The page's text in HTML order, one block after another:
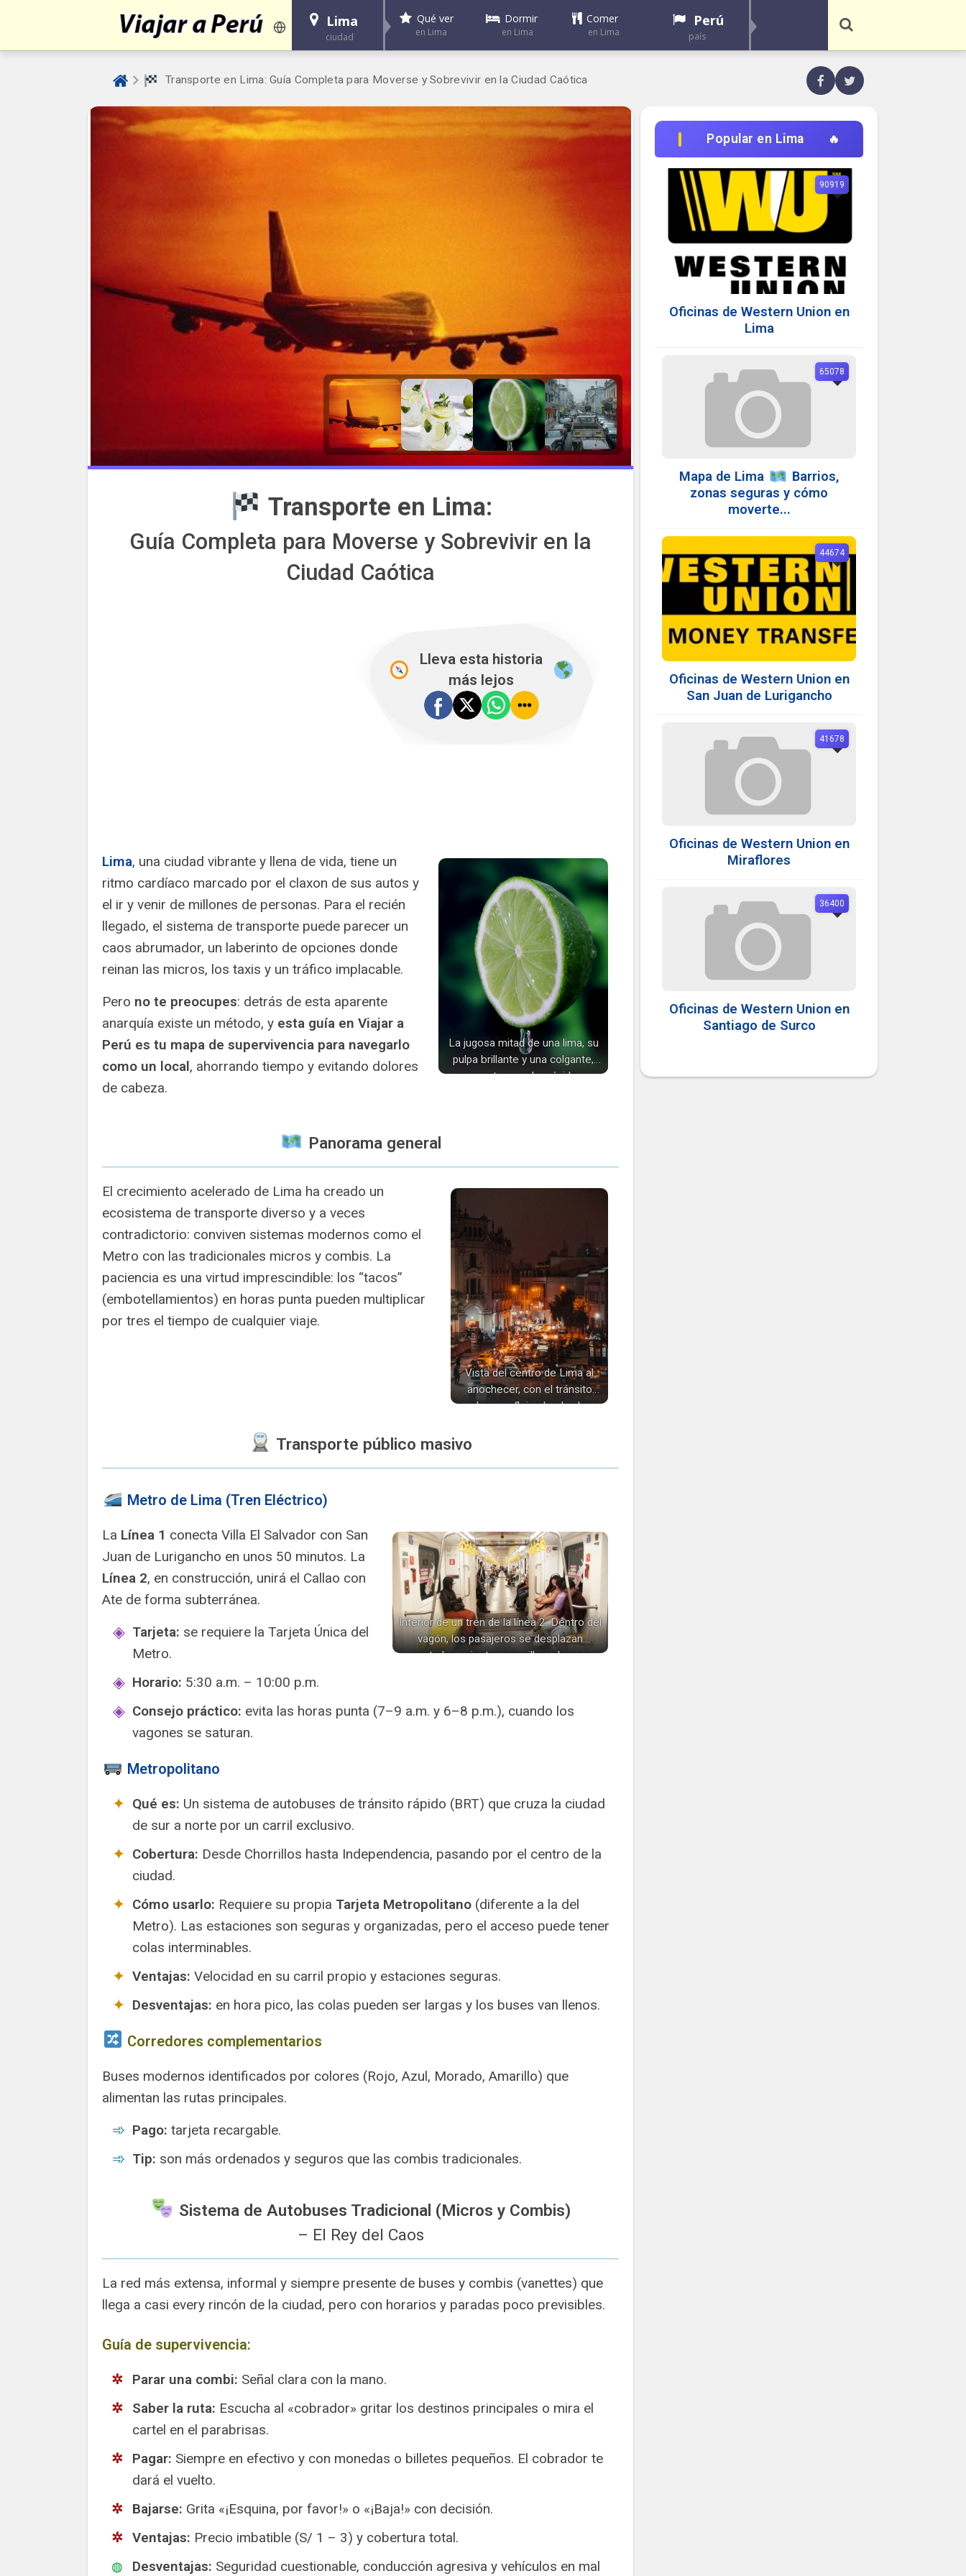
Lima
ciudad
Qué ver
en Lima
Dormir
en Lima
Comer
en Lima
Perú
país
Transporte en Lima: Guía Completa para Moverse y Sobrevivir en la Ciudad Caótica
Transporte en Lima:
Guía Completa para Moverse y Sobrevivir en la
Ciudad Caótica
Lleva esta historia
más lejos
La jugosa mitad de una lima, su
pulpa brillante y una colgante,
promete un sabor ácido y
Lima, una ciudad vibrante y llena de vida, tiene un
ritmo cardíaco marcado por el claxon de sus autos y
el ir y venir de millones de personas. Para el recién
llegado, el sistema de transporte puede parecer un
caos abrumador, un laberinto de opciones donde
reinan las micros, los taxis y un tráfico implacable.
Pero no te preocupes: detrás de esta aparente
anarquía existe un método, y esta guía en Viajar a
Perú es tu mapa de supervivencia para navegarlo
como un local, ahorrando tiempo y evitando dolores
de cabeza.
️ Panorama general
Vista del centro de Lima al
anochecer, con el tránsito
urbano reflejando el pulso
El crecimiento acelerado de Lima ha creado un
ecosistema de transporte diverso y a veces
contradictorio: conviven sistemas modernos como el
Metro con las tradicionales micros y combis. La
paciencia es una virtud imprescindible: los “tacos”
(embotellamientos) en horas punta pueden multiplicar
por tres el tiempo de cualquier viaje.
Transporte público masivo
Metro de Lima (Tren Eléctrico)
Interior de un tren de la línea 2. Dentro del
vagón, los pasajeros se desplazan
sentados asientos amarillos, algunos
La Línea 1 conecta Villa El Salvador con San
Juan de Lurigancho en unos 50 minutos. La
Línea 2, en construcción, unirá el Callao con
Ate de forma subterránea.
Tarjeta: se requiere la Tarjeta Única del
Metro.
Horario: 5:30 a.m. – 10:00 p.m.
Consejo práctico: evita las horas punta (7–9 a.m. y 6–8 p.m.), cuando los
vagones se saturan.
Metropolitano
Qué es: Un sistema de autobuses de tránsito rápido (BRT) que cruza la ciudad
de sur a norte por un carril exclusivo.
Cobertura: Desde Chorrillos hasta Independencia, pasando por el centro de la
ciudad.
Cómo usarlo: Requiere su propia Tarjeta Metropolitano (diferente a la del
Metro). Las estaciones son seguras y organizadas, pero el acceso puede tener
colas interminables.
Ventajas: Velocidad en su carril propio y estaciones seguras.
Desventajas: en hora pico, las colas pueden ser largas y los buses van llenos.
Corredores complementarios
Buses modernos identificados por colores (Rojo, Azul, Morado, Amarillo) que
alimentan las rutas principales.
Pago: tarjeta recargable.
Tip: son más ordenados y seguros que las combis tradicionales.
Sistema de Autobuses Tradicional (Micros y Combis)
– El Rey del Caos
La red más extensa, informal y siempre presente de buses y combis (vanettes) que
llega a casi every rincón de la ciudad, pero con horarios y paradas poco previsibles.
Guía de supervivencia:
Parar una combi: Señal clara con la mano.
Saber la ruta: Escucha al «cobrador» gritar los destinos principales o mira el
cartel en el parabrisas.
Pagar: Siempre en efectivo y con monedas o billetes pequeños. El cobrador te
dará el vuelto.
Bajarse: Grita «¡Esquina, por favor!» o «¡Baja!» con decisión.
Ventajas: Precio imbatible (S/ 1 – 3) y cobertura total.
Desventajas: Seguridad cuestionable, conducción agresiva y vehículos en mal
Popular en Lima
Oficinas de Western Union en
Lima
90919
Mapa de Lima
️ Barrios,
zonas seguras y cómo
moverte...
65078
Oficinas de Western Union en
San Juan de Lurigancho
44674
Oficinas de Western Union en
Miraflores
41678
Oficinas de Western Union en
Santiago de Surco
36400